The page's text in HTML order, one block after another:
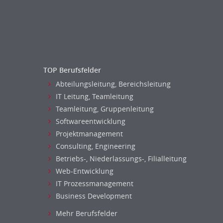
Justiziariat, Rechtsabteilung
Notar-, Justizfachangestellter,
Anwaltsfachgehilfe
Notariat
Richter, Justizbeamte
Analyst
Anlageberatung, Vermögensberatung
Asset-/Fonds-Management
Banken, Finanzdienstleister und
Versicherungen Compliance, Sicherheit
Banken, Finanzdienstleister und
TOP Berufsfelder
Abteilungsleitung, Bereichsleitung
IT Leitung, Teamleitung
Teamleitung, Gruppenleitung
Softwareentwicklung
Projektmanagement
Consulting, Engineering
Betriebs-, Niederlassungs-, Filialleitung
Web-Entwicklung
IT Prozessmanagement
Business Development
Mehr Berufsfelder